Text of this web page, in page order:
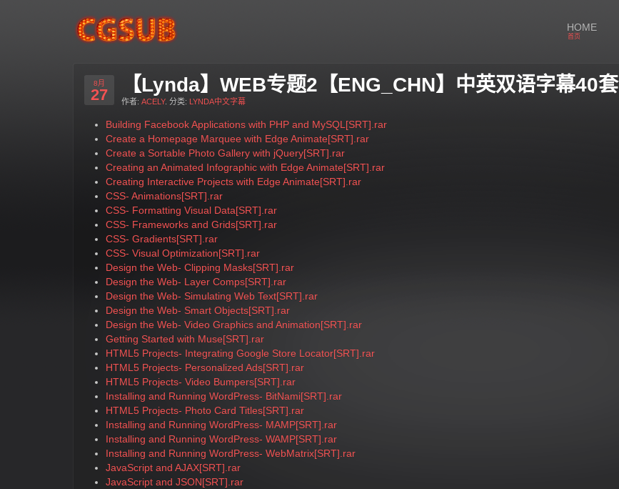
HOME
首页
8月
27 【Lynda】WEB专题2【ENG_CHN】中英双语字幕40套
作者: ACELY. 分类: LYNDA中文字幕
Building Facebook Applications with PHP and MySQL[SRT].rar
Create a Homepage Marquee with Edge Animate[SRT].rar
Create a Sortable Photo Gallery with jQuery[SRT].rar
Creating an Animated Infographic with Edge Animate[SRT].rar
Creating Interactive Projects with Edge Animate[SRT].rar
CSS- Animations[SRT].rar
CSS- Formatting Visual Data[SRT].rar
CSS- Frameworks and Grids[SRT].rar
CSS- Gradients[SRT].rar
CSS- Visual Optimization[SRT].rar
Design the Web- Clipping Masks[SRT].rar
Design the Web- Layer Comps[SRT].rar
Design the Web- Simulating Web Text[SRT].rar
Design the Web- Smart Objects[SRT].rar
Design the Web- Video Graphics and Animation[SRT].rar
Getting Started with Muse[SRT].rar
HTML5 Projects- Integrating Google Store Locator[SRT].rar
HTML5 Projects- Personalized Ads[SRT].rar
HTML5 Projects- Video Bumpers[SRT].rar
Installing and Running WordPress- BitNami[SRT].rar
HTML5 Projects- Photo Card Titles[SRT].rar
Installing and Running WordPress- MAMP[SRT].rar
Installing and Running WordPress- WAMP[SRT].rar
Installing and Running WordPress- WebMatrix[SRT].rar
JavaScript and AJAX[SRT].rar
JavaScript and JSON[SRT].rar